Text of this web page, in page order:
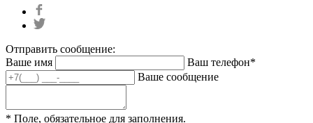
Отправить сообщение:
Ваше имя
Ваш телефон*
Ваше сообщение
* Поле, обязательное для заполнения.